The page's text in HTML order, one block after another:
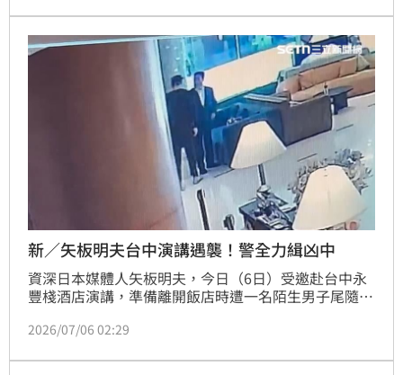
「影片不好笑」而買兇，但蔡阿嘎夫婦隨後在節目中親
口證實新聞報導僅是檯面上的說法，背後真正的襲擊原
因「不能講」。
新／矢板明夫台中演講遇襲！警全力緝凶中
資深日本媒體人矢板明夫，今日（6日）受邀赴台中永
豐棧酒店演講，準備離開飯店時遭一名陌生男子尾隨，
板明夫送醫治療並報警處理，目前警方已調閱周邊監視
2026/07/06 02:29